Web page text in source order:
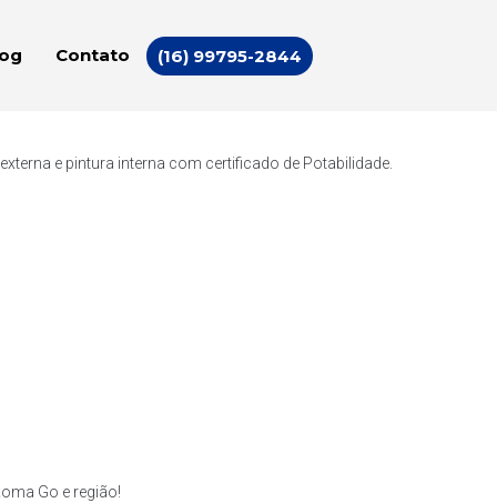
Contato (16) 99795-2844
e pintura interna com certificado de Potabilidade.
Go e região!